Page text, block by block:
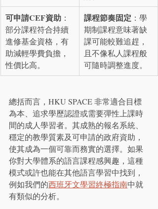
可申請CEF資助 ：
部分課程符合持續
進修基金資格，有
助減輕學費負擔，
性價比高。
課程節奏固定 ：學
期制課程意味著缺
課可能較難追趕，
且不像私人課程般
可隨時調整進度。
總括而言，HKU SPACE 非常適合目標
為本、追求學歷認證或需要彈性上課時
間的成人學習者。其成熟的報名系統、
穩定的教學質素及可申請的政府資助，
使其成為一個可靠而務實的選擇。如果
你對大學體系的語言課程感興趣，這種
模式或許也能在其他語言學習中找到，
例如我們的西班牙文學習終極指南中就
有類似的分析。